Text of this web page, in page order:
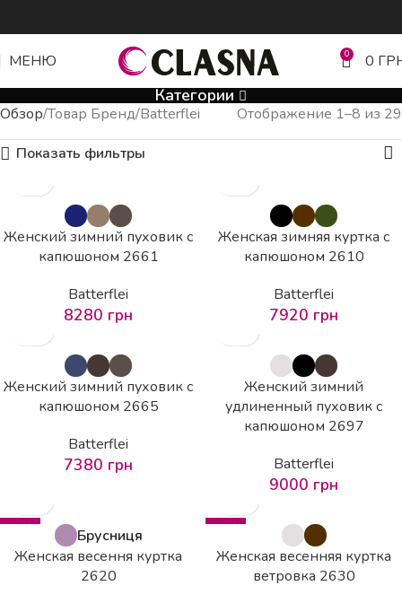
МЕНЮ 0 0
Категории
Обзор Товар Бренд Batterflei
Отображение 1–8 из 29
Показать фильтры
Женский зимний пуховик с
капюшоном 2661
Batterflei
8280 грн
Женская зимняя куртка с
капюшоном 2610
Batterflei
7920 грн
Женский зимний пуховик с
капюшоном 2665
Batterflei
7380 грн
Женский зимний
удлиненный пуховик с
капюшоном 2697
Batterflei
9000 грн
-20%
Брусниця
Женская весення куртка
2620
-20%
Женская весенняя куртка
ветровка 2630